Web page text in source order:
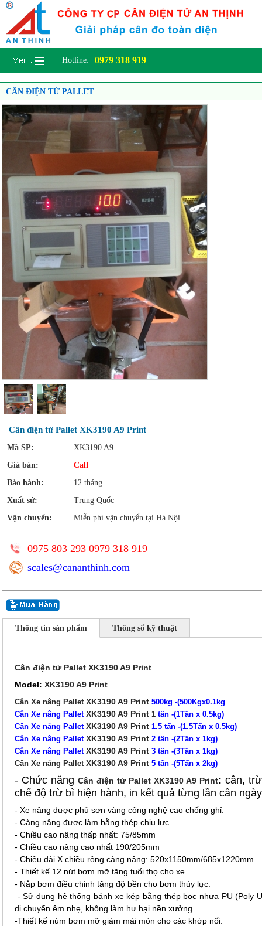
Hotline: 0979 318 919
CÂN ĐIỆN TỬ PALLET
Cân điện tử Pallet XK3190 A9 Print
Mã SP:
XK3190 A9
Giá bán:
Call
Bảo hành:
12 tháng
Xuất sứ:
Trung Quốc
Vận chuyển:
Miễn phí vận chuyển tại Hà Nội
0975 803 293 0979 318 919
scales@cananthinh.com
Thông tin sản phẩm Thông số kỹ thuật
Cân điện tử Pallet XK3190 A9 Print
Model: XK3190 A9 Print
Cân Xe nâng Pallet XK3190 A9 Print 500kg -(500Kgx0.1kg
Cân Xe nâng Pallet XK3190 A9 Print 1 tấn -(1Tấn x 0.5kg)
Cân Xe nâng Pallet XK3190 A9 Print 1.5 tấn -(1.5Tấn x 0.5kg)
Cân Xe nâng Pallet XK3190 A9 Print 2 tấn -(2Tấn x 1kg)
Cân Xe nâng Pallet XK3190 A9 Print 3 tấn -(3Tấn x 1kg)
Cân Xe nâng Pallet XK3190 A9 Print 5 tấn -(5Tấn x 2kg)
- Chức năng Cân điện tử Pallet XK3190 A9 Print: cân,
chế độ trừ bì hiện hành, in kết quả từng lần cân
- Xe nâng được phủ sơn vàng công nghệ cao chống ghỉ.
- Càng nâng được làm bằng thép chịu lực.
- Chiều cao nâng thấp nhất: 75/85mm
- Chiều cao nâng cao nhất 190/205mm
- Chiều dài X chiều rộng càng nâng: 520x1150mm/685x1220mm
- Thiết kế 12 nút bơm mỡ tăng tuổi thọ cho xe.
- Nắp bơm điều chỉnh tăng độ bền cho bơm thủy lực.
- Sử dụng hệ thống bánh xe kép bằng thép bọc nhựa PU (Poly
di chuyển êm nhẹ, không làm hư hại nền xưởng.
-Thiết kế núm bơm mỡ giảm mài mòn cho các khớp nối.